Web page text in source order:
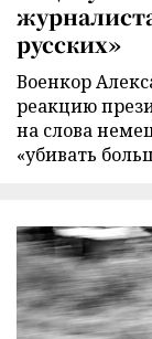
русских»
Военкор
реакцию
на слова
«убивать